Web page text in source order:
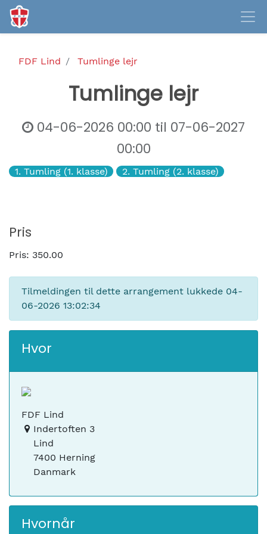
FDF Lind Tumlinge lejr
Tumlinge lejr
04-06-2026 00:00 til 07-06-2027
00:00
1. Tumling (1. klasse) 2. Tumling (2. klasse)
Pris
Pris: 350.00
Tilmeldingen til dette arrangement lukkede 04-
06-2026 13:02:34
Hvor
FDF Lind
Indertoften 3
Lind
7400 Herning
Danmark
Hvornår